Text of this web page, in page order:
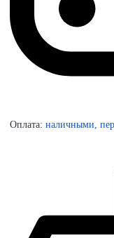
Оплата: наличными,